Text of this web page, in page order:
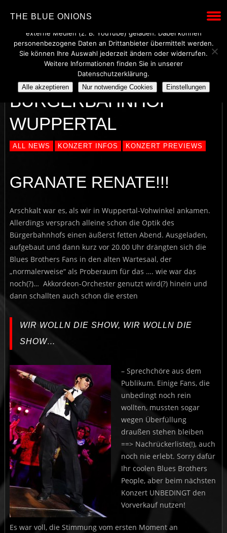
THE BLUE ONIONS
REVIEW
BÜRGERBAHNHOF
WUPPERTAL
ALL NEWS KONZERT INFOS KONZERT PREVIEWS
GRANATE RENATE!!!
Arschkalt war es, als wir in Wuppertal-Vohwinkel ankamen.
Allerdings versprach alleine schon die Optik des
Bürgerbahnhofs einen äußerst fetten Abend. Ausgeladen,
aufgebaut und dann kurz vor 20.00 Uhr drängten sich die
Blues Brothers Fans in den alten Wartesaal, der
„normalerweise“ als Proberaum für das …. wie war das
noch(?)… Akkordeon-Orchester genutzt wird(?) hinein und
dann schallten auch schon die ersten
WIR WOLLN DIE SHOW, WIR WOLLN DIE
SHOW…
– Sprechchöre aus dem
Publikum. Einige Fans, die
unbedingt noch rein
wollten, mussten sogar
wegen Überfüllung
draußen stehen bleiben
==> Nachrückerliste(!), auch
noch nie erlebt. Sorry dafür
Ihr coolen Blues Brothers
People, aber beim nächsten
Konzert UNBEDINGT den
Vorverkauf nutzen!
Es war voll, die Stimmung vom ersten Moment an
Wir verwenden technisch notwendige Cookies, um den Betrieb
dieser Website sicherzustellen. Mit Ihrer Einwilligung werden
externe Medien (z. B. YouTube) geladen. Dabei können
personenbezogene Daten an Drittanbieter übermittelt werden.
Sie können Ihre Auswahl jederzeit ändern oder widerrufen.
Weitere Informationen finden Sie in unserer
Datenschutzerklärung.
Alle akzeptieren Nur notwendige Cookies Einstellungen